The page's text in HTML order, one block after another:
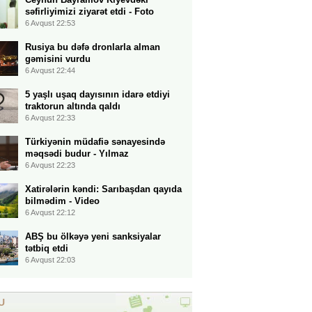
səfirliyimizi ziyarət etdi - Foto
6 Avqust 22:53
Rusiya bu dəfə dronlarla alman
gəmisini vurdu
6 Avqust 22:44
5 yaşlı uşaq dayısının idarə etdiyi
traktorun altında qaldı
6 Avqust 22:33
Türkiyənin müdafiə sənayesində
məqsədi budur - Yılmaz
6 Avqust 22:23
Xatirələrin kəndi: Sarıbaşdan qayıda
bilmədim - Video
6 Avqust 22:12
ABŞ bu ölkəyə yeni sanksiyalar
tətbiq etdi
6 Avqust 22:03